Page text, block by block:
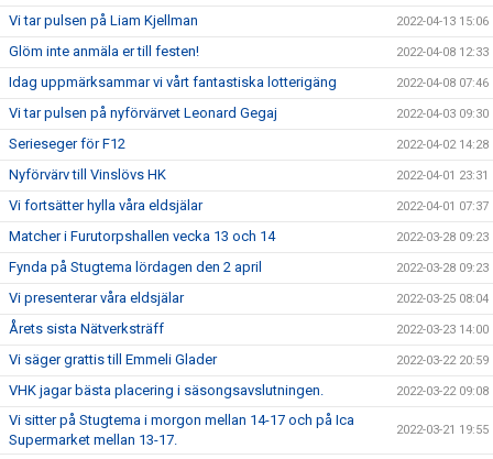
Vi tar pulsen på Liam Kjellman 2022-04-13 15:06
Glöm inte anmäla er till festen! 2022-04-08 12:33
Idag uppmärksammar vi vårt fantastiska lotterigäng 2022-04-08 07:46
Vi tar pulsen på nyförvärvet Leonard Gegaj 2022-04-03 09:30
Serieseger för F12 2022-04-02 14:28
Nyförvärv till Vinslövs HK 2022-04-01 23:31
Vi fortsätter hylla våra eldsjälar 2022-04-01 07:37
Matcher i Furutorpshallen vecka 13 och 14 2022-03-28 09:23
Fynda på Stugtema lördagen den 2 april 2022-03-28 09:23
Vi presenterar våra eldsjälar 2022-03-25 08:04
Årets sista Nätverksträff 2022-03-23 14:00
Vi säger grattis till Emmeli Glader 2022-03-22 20:59
VHK jagar bästa placering i säsongsavslutningen. 2022-03-22 09:08
Vi sitter på Stugtema i morgon mellan 14-17 och på Ica
Supermarket mellan 13-17.
2022-03-21 19:55